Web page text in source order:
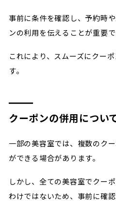
事前に条件を確認し、予約時
ンの利用を伝えることが重要で
これにより、スムーズにクー
す。
クーポンの併用につい
一部の美容室では、複数のク
ができる場合があります。
しかし、全ての美容室でクー
わけではないため、事前に確認